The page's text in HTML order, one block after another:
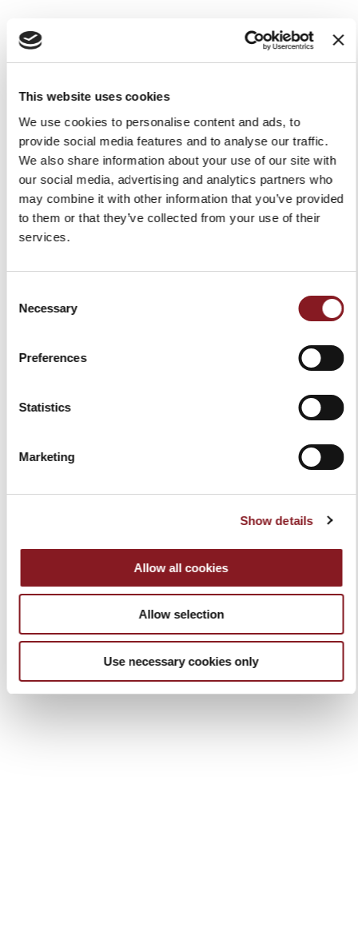
This website uses cookies
We use cookies to personalise content and ads, to
provide social media features and to analyse our traffic.
We also share information about your use of our site with
our social media, advertising and analytics partners who
may combine it with other information that you’ve provided
to them or that they’ve collected from your use of their
services.
Selection
Necessary
Preferences
Statistics
Marketing
Show details
Allow all cookies
Allow selection
Use necessary cookies only
ATELIER BERKEL
Votre Volano, votre style